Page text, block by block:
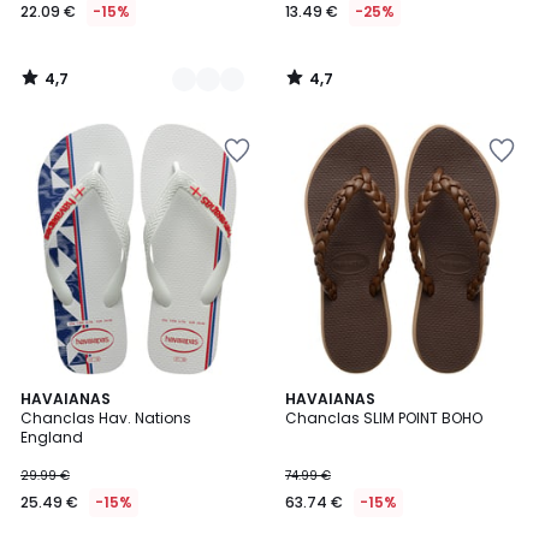
22.09 € -15%
4,7
/
13.49 € -25%
4,7
/
HAVAIANAS
Chanclas Hav. Nations
England
29.99 €
25.49 € -15%
HAVAIANAS
Chanclas SLIM POINT BOHO
74.99 €
63.74 € -15%
1
/